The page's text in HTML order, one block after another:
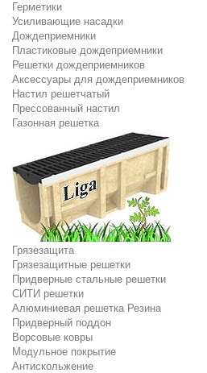
Герметики
Усиливающие насадки
Дождеприемники
Пластиковые дождеприемники
Решетки дождеприемников
Аксессуары для дождеприемников
Настил решетчатый
Прессованный настил
Газонная решетка
Грязезащита
Грязезащитные решетки
Придверные стальные решетки
СИТИ решетки
Алюминиевая решетка Резина
Придверный поддон
Ворсовые ковры
Модульное покрытие
Антискольжение